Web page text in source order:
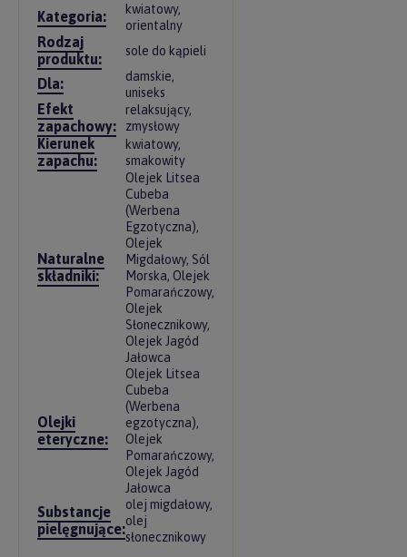
Kategoria:
kwiatowy,
orientalny
Rodzaj
produktu:
sole do kąpieli
Dla:
damskie,
uniseks
Efekt
zapachowy:
relaksujący,
zmysłowy
Kierunek
zapachu:
kwiatowy,
smakowity
Naturalne
składniki:
Olejek Litsea
Cubeba
(Werbena
Egzotyczna),
Olejek
Migdałowy, Sól
Morska, Olejek
Pomarańczowy,
Olejek
Słonecznikowy,
Olejek Jagód
Jałowca
Olejki
eteryczne:
Olejek Litsea
Cubeba
(Werbena
egzotyczna),
Olejek
Pomarańczowy,
Olejek Jagód
Jałowca
Substancje
pielęgnujące:
olej migdałowy,
olej
słonecznikowy